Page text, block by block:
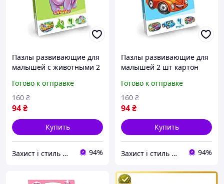
Пазлы развивающие для
малышей с животными 2
6783
Готово к отправке
94₴
160 ₴
Купить
Захист і стиль — в одному магазині 94%
Пазлы развивающие для
малышей 2 шт картон
Danko Toys MC-6784
Готово к отправке
94₴
160 ₴
Купить
Захист і стиль — в одному магазині 94%